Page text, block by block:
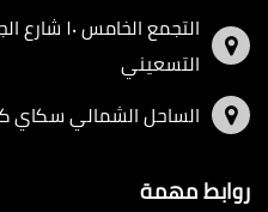
التجمع
التسعيني
الساحل الشمالي سكاي
روابط مهمة